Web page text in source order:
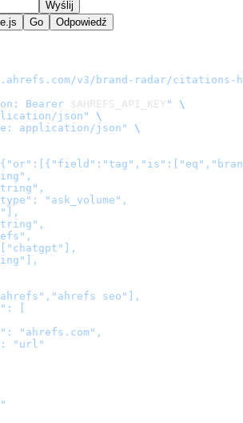
Wyślij
Go Odpowiedź
v3/brand-radar/citations-
Bearer $AHREFS_API_KEY "
\
json"
\
application/json"
\
"ask_volume",
seo"],
[
"ahrefs.com",
"url"